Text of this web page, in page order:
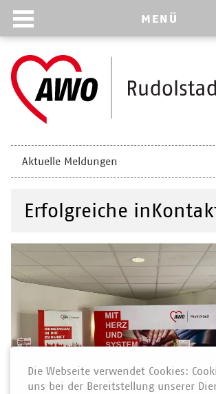
Navigation
überspringen
Aktuelle Meldungen
Erfolgreiche
Die Webseite verwendet Cookies:
uns bei der Bereitstellung unserer
MENÜ